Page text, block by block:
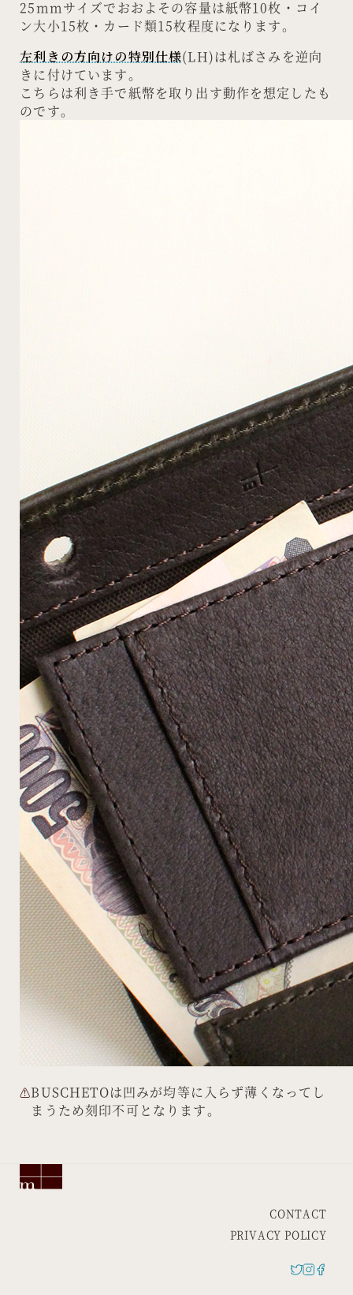
25mmサイズでおおよその容量は紙幣10枚・コイ
ン大小15枚・カード類15枚程度になります。
左利きの方向けの特別仕様(LH)は札ばさみを逆向
きに付けています。
こちらは利き手で紙幣を取り出す動作を想定したも
のです。
BUSCHETOは凹みが均等に入らず薄くなってし
まうため刻印不可となります。
CONTACT
PRIVACY POLICY